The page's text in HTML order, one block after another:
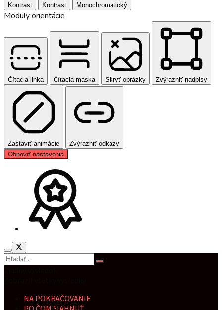
Kontrast Kontrast Monochromatický
Moduly orientácie
Čítacia linka Čítacia maska Skryť obrázky Zvýrazniť nadpisy
Zastaviť animácie
Zvýrazniť odkazy
Obnoviť nastavenia
NA POKRAČOVANIE
PO ČOM SIAHNUŤ